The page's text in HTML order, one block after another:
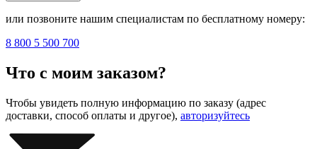
или позвоните нашим специалистам по бесплатному номеру:
8 800 5 500 700
Что с моим заказом?
Чтобы увидеть полную информацию по заказу (адрес
доставки, способ оплаты и другое), авторизуйтесь